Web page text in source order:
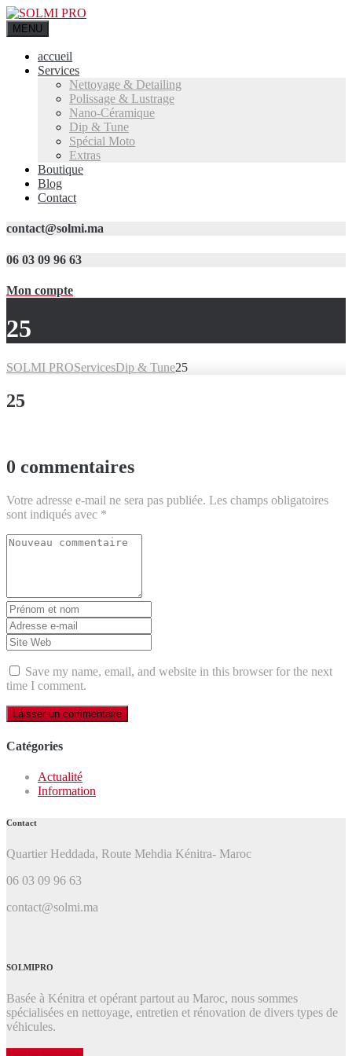
MENU
accueil
Services
Nettoyage & Detailing
Polissage & Lustrage
Nano-Céramique
Dip & Tune
Spécial Moto
Extras
Boutique
Blog
Contact
contact@solmi.ma
06 03 09 96 63
Mon compte
25
SOLMI PROServicesDip & Tune25
25
0 commentaires
Votre adresse e-mail ne sera pas publiée. Les champs obligatoires
sont indiqués avec *
Votre
Prénom
et
nom*
Adresse
e-
mail
*
Site
Web
Save my name, email, and website in this browser for the next
time I comment.
Catégories
Actualité
Information
Contact
Quartier Heddada, Route Mehdia Kénitra- Maroc
06 03 09 96 63
contact@solmi.ma
SOLMIPRO
Basée à Kénitra et opérant partout au Maroc, nous sommes
spécialisées en nettoyage, entretien et rénovation de divers types de
véhicules.